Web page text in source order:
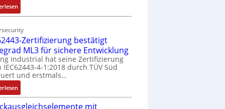
-
I
d
u
s
t
r
i
e
:
M
b
i
l
f
u
n
k
Zertifizierung bestätigt
ML3 für sichere Entwicklung
Industrial hat seine Zertifizierung
IEC62443-4-1:2018 durch TÜV Süd
und erstmals…
:
I
E
mit